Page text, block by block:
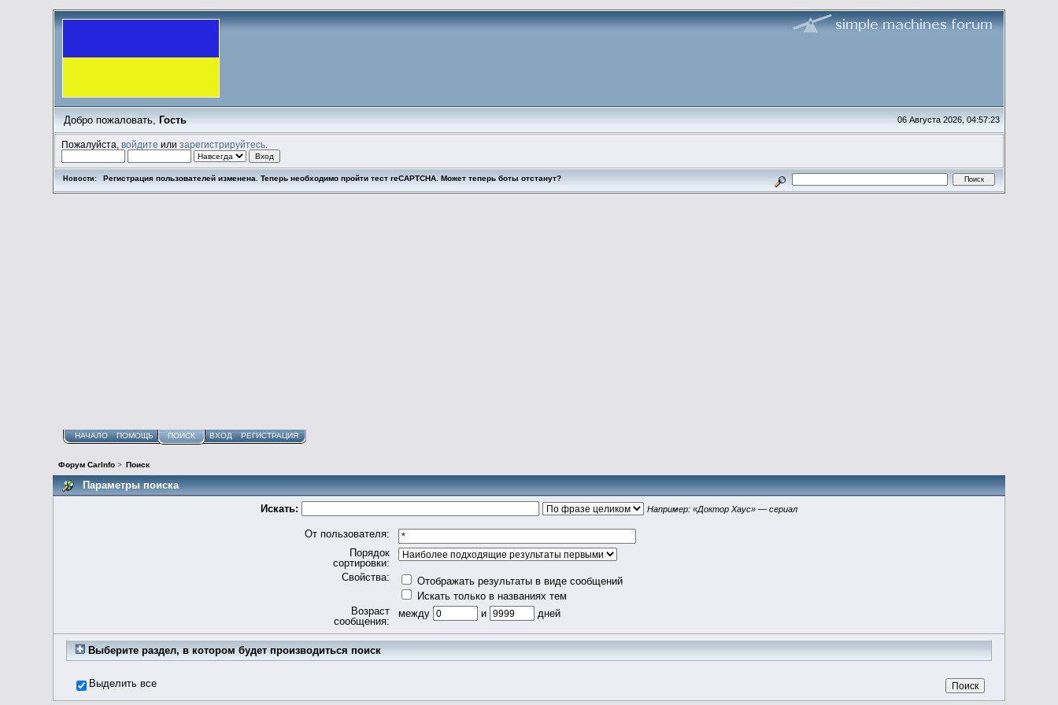
06 Августа 2026, 04:57:23
Добро пожаловать, Гость
Пожалуйста,войдите илизарегистрируйтесь
Новости: Регистрация пользователей изменена. Теперь необходимо пройти тест reCAPTCHA. Может теперь боты отстанут?
НАЧАЛО ПОМОЩЬ ПОИСК ВХОД РЕГИСТРАЦИЯ
Форум CarInfo> Поиск
Параметры поиска
Искать: Например: «Доктор Хаус» — сериал
От пользователя:
Порядок
сортировки:
Свойства:
Отображать результаты в виде сообщений
Искать только в названиях тем
Возраст
сообщения:
между и дней
Выберите раздел, в котором будет производиться поиск
Выделить все